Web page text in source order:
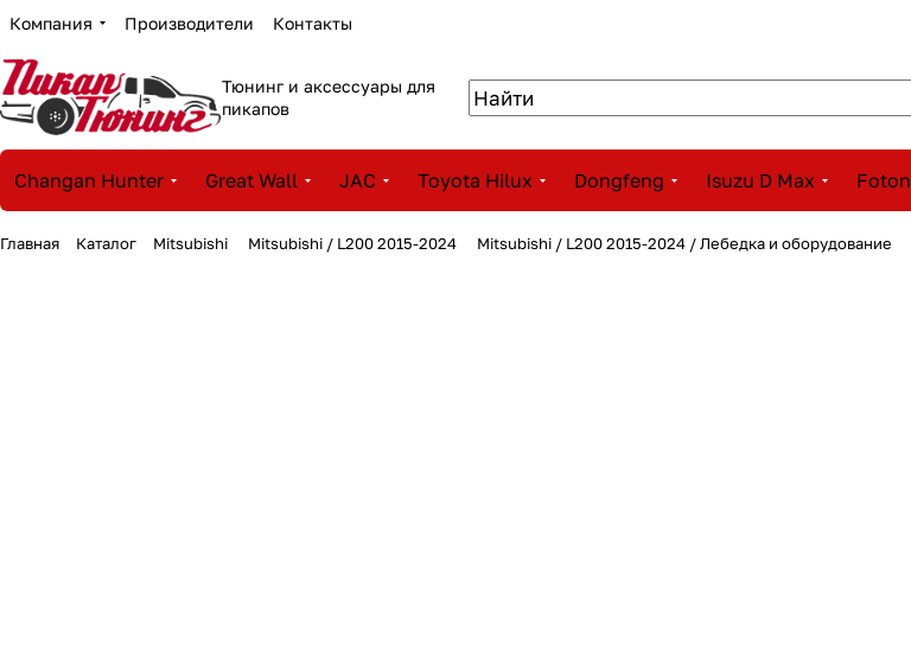
Компания Производители Контакты
Тюнинг и аксессуары для
пикапов
Changan Hunter Great Wall JAC Toyota Hilux Dongfeng Isuzu D Max Foton
Главная Каталог Mitsubishi Mitsubishi / L200 2015-2024 Mitsubishi / L200 2015-2024 / Лебедка и оборудование